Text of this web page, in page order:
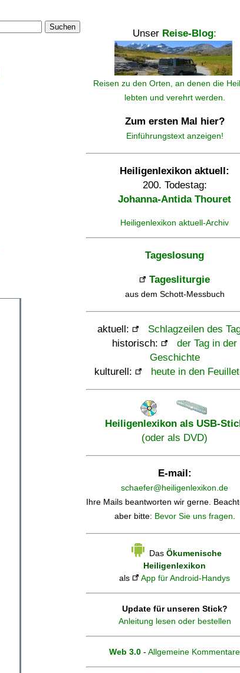
Suchen
Unser Reise-Blog:
Reisen zu den Orten, an denen die
lebten und verehrt werden.
Zum ersten Mal hier?
Einführungstext anzeigen!
Heiligenlexikon aktuell:
200. Todestag:
Johanna-Antida Thouret
Heiligenlexikon aktuell-Archiv
Tageslosung
Tagesliturgie
aus dem Schott-Messbuch
aktuell:
Schlagzeilen des
historisch:
der Tag in der
Geschichte
kulturell:
heute in den
Heiligenlexikon als USB-
(oder als DVD)
E-mail:
schaefer@heiligenlexikon.de
Ihre Mails beantworten wir gerne.
aber bitte: Bevor Sie uns fragen.
Das Ökumenische
Heiligenlexikon
als
App für Android-Handys
Update für unseren Stick?
Anleitung lesen oder bestellen
Web 3.0 - Allgemeine Kommentare